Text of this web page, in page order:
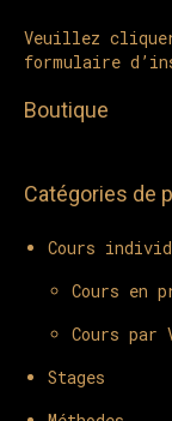
Veuillez
formulaire
Boutique
Catégories de
Cours
Cours en
Cours par
Stages